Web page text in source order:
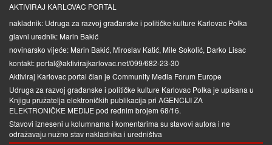
AKTIVIRAJ KARLOVAC PORTAL
nakladnik: Udruga za razvoj građanske i političke kulture Karlovac Polka
glavni urednik: Marin Bakić
novinarsko vijeće: Marin Bakić, Miroslav Katić, Mile Sokolić, Darko Lisac
kontakt: portal@aktivirajkarlovac.net/099/682-23-30
Aktiviraj Karlovac portal član je Community Media Forum Europe
Udruga za razvoj građanske i političke kulture Karlovac Polka je upisana u
Knjigu pružatelja elektroničkih publikacija pri AGENCIJI ZA
ELEKTRONIČKE MEDIJEpod rednim brojem 68/16.
Stavovi izneseni u kolumnama i komentarima su stavovi autora i ne
odražavaju nužno stav nakladnika i uredništva